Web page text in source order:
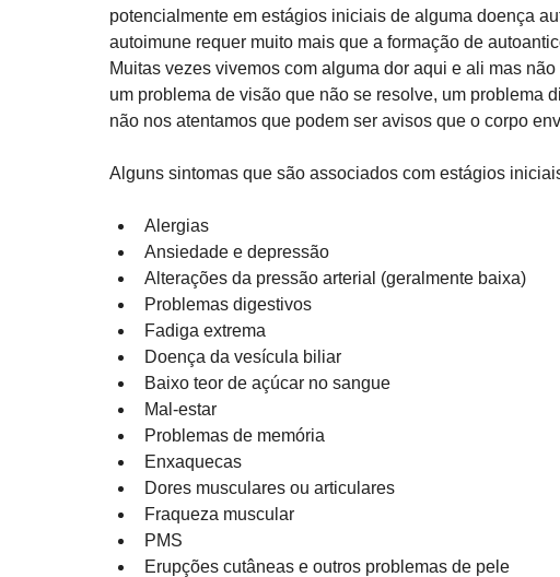
potencialmente em estágios iniciais de alguma doença
autoimune requer muito mais que a formação de
Muitas vezes vivemos com alguma dor aqui e ali mas
um problema de visão que não se resolve, um problema
não nos atentamos que podem ser avisos que o corpo
Alguns sintomas que são associados com estágios
Alergias
Ansiedade e depressão
Alterações da pressão arterial (geralmente baixa)
Problemas digestivos
Fadiga extrema
Doença da vesícula biliar
Baixo teor de açúcar no sangue
Mal-estar
Problemas de memória
Enxaquecas
Dores musculares ou articulares
Fraqueza muscular
PMS
Erupções cutâneas e outros problemas de pele